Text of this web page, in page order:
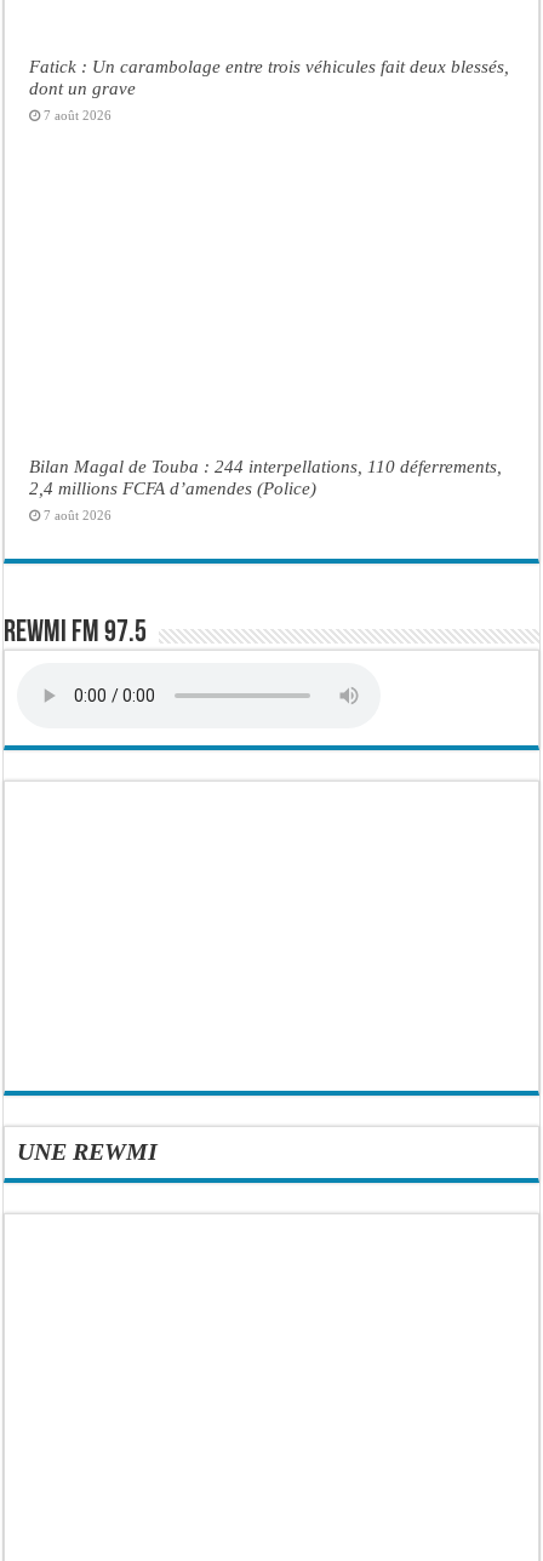
Fatick : Un carambolage entre trois véhicules fait deux blessés,
dont un grave
7 août 2026
Bilan Magal de Touba : 244 interpellations, 110 déferrements,
2,4 millions FCFA d’amendes (Police)
7 août 2026
Rewmi FM 97.5
UNE REWMI